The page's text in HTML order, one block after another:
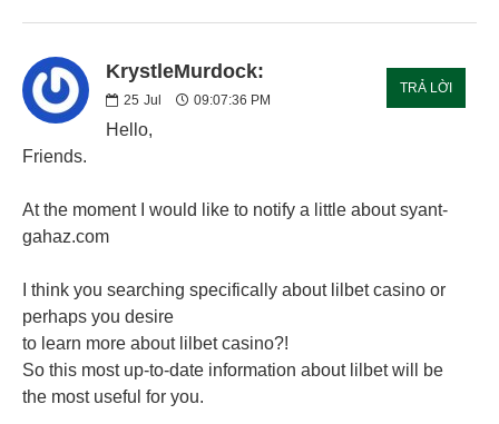
KrystleMurdock:
25 Jul 09:07:36 PM
TRẢ LỜI
Hello,
Friends.
At the moment I would like to notify a little about syant-
gahaz.com
I think you searching specifically about lilbet casino or
perhaps you desire
to learn more about lilbet casino?!
So this most up-to-date information about lilbet will be
the most useful for you.